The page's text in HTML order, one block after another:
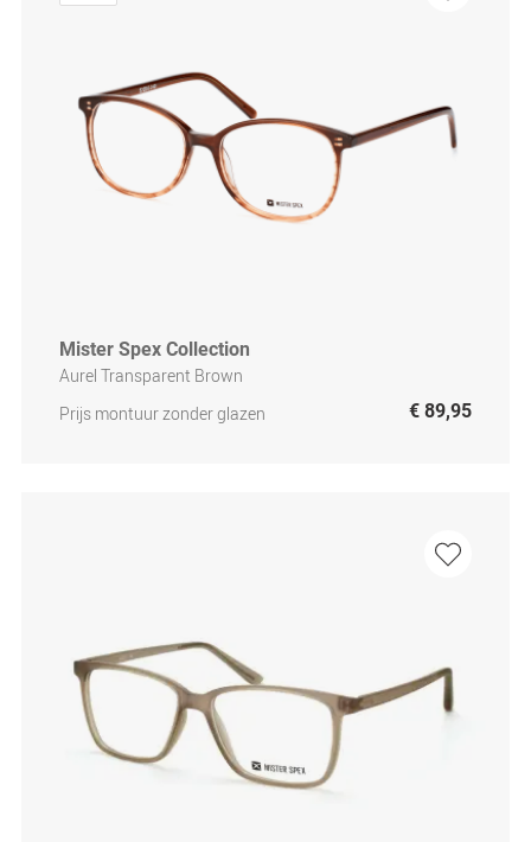
Mister Spex Collection
Aurel Transparent Brown
Prijs montuur zonder glazen
€ 89,95